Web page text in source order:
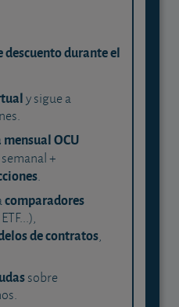
descuento durante el
y sigue a
OCU
+
.
comparadores
de contratos,
sobre